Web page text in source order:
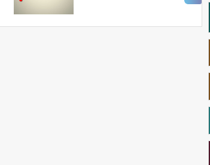
học sinh, học viên không